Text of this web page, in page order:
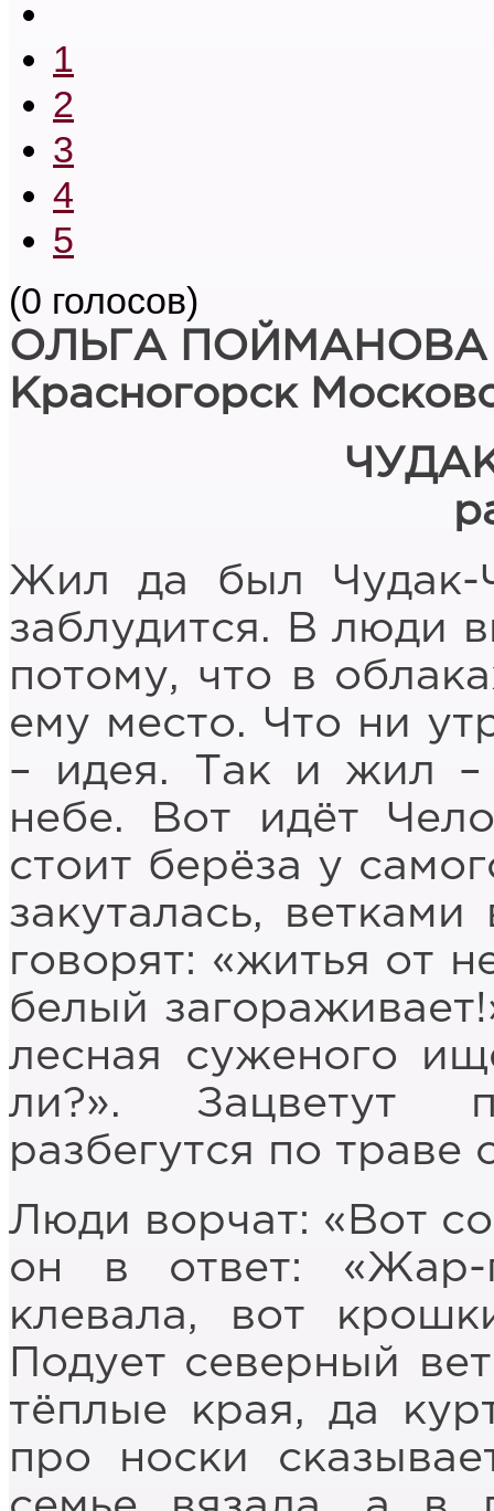
1
2
3
4
5
(0 голосов)
ОЛЬГА ПОЙМАНОВА
Красногорск
Жил да был Чудак-
заблудится. В люди
потому, что в
ему место. Что ни
– идея. Так и жил –
небе. Вот идёт
стоит берёза у
закуталась,
говорят: «житья от
белый
лесная суженого
ли?». Зацветут
разбегутся по
Люди ворчат: «Вот
он в ответ: «Жар-
клевала, вот
Подует северный
тёплые края, да
про носки